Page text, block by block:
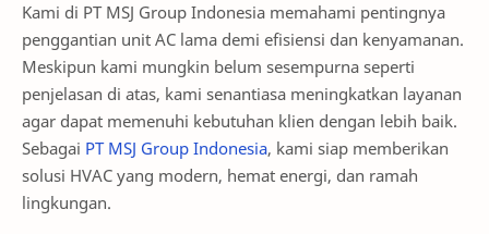
Kami di PT MSJ Group Indonesia memahami pentingnya
penggantian unit AC lama demi efisiensi dan kenyamanan.
Meskipun kami mungkin belum sesempurna seperti
penjelasan di atas, kami senantiasa meningkatkan layanan
agar dapat memenuhi kebutuhan klien dengan lebih baik.
Sebagai PT MSJ Group Indonesia, kami siap memberikan
solusi HVAC yang modern, hemat energi, dan ramah
lingkungan.